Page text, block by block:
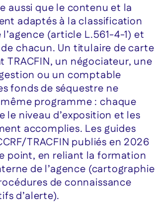
aussi que le contenu et la
adaptés à la classification
(article L.561-4-1) et
chacun. Un titulaire de carte
TRACFIN, un négociateur, une
ou un comptable
fonds de séquestre ne
programme : chaque
le niveau d’exposition et les
accomplies. Les guides
TRACFIN publiés en 2026
point, en reliant la formation
de l’agence (cartographie
de connaissance
d’alerte).